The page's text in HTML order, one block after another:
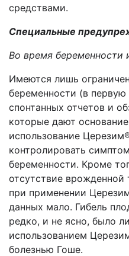
средствами.
Специальные
Во время беременности
Имеются лишь
беременности (в первую
спонтанных отчетов и
которые дают
использование
контролировать
беременности. Кроме
отсутствие врожденной
при применении
данных мало. Гибель
редко, и не ясно, было
использованием
болезнью Гоше.